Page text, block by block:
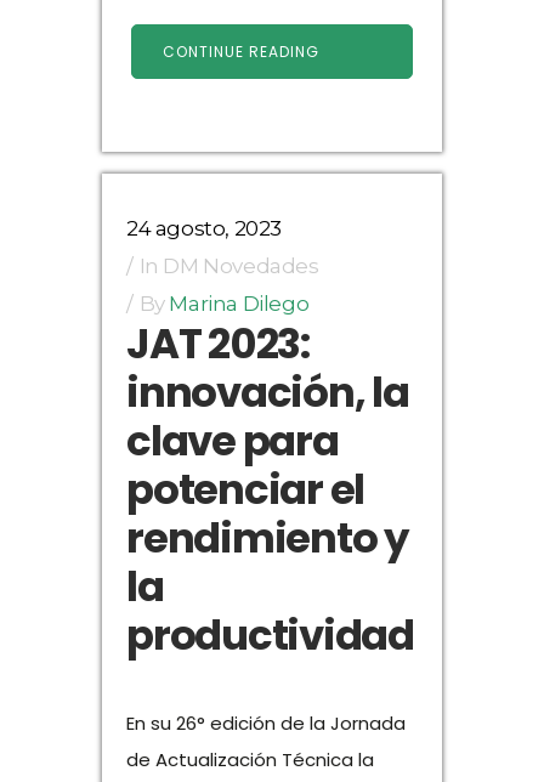
CONTINUE READING
24 agosto, 2023
In DM Novedades
By Marina Dilego
JAT 2023:
innovación, la
clave para
potenciar el
rendimiento y
la
productividad
En su 26° edición de la Jornada
de Actualización Técnica la